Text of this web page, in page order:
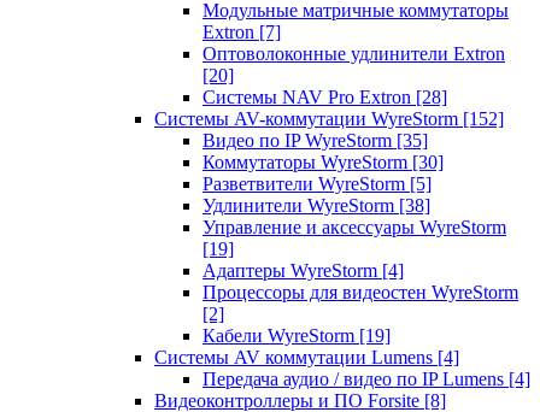
Модульные матричные коммутаторы
Extron [7]
Оптоволоконные удлинители Extron
[20]
Системы NAV Pro Extron [28]
Системы AV-коммутации WyreStorm [152]
Видео по IP WyreStorm [35]
Коммутаторы WyreStorm [30]
Разветвители WyreStorm [5]
Удлинители WyreStorm [38]
Управление и аксессуары WyreStorm
[19]
Адаптеры WyreStorm [4]
Процессоры для видеостен WyreStorm
[2]
Кабели WyreStorm [19]
Системы AV коммутации Lumens [4]
Передача аудио / видео по IP Lumens [4]
Видеоконтроллеры и ПО Forsite [8]